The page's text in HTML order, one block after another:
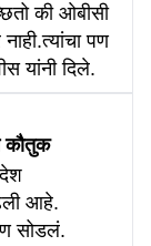
की ओबीसी
पण
यांनी दिले.
कौतुक
आहे.
सोडलं.